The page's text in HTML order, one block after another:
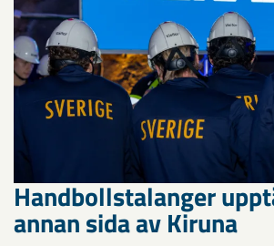
Handbollstalanger
annan sida av Kiruna